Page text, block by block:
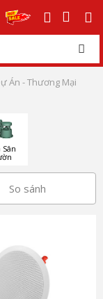
Án - Thương Mại
Sân
So sánh